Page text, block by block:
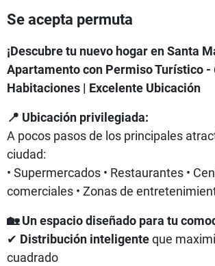
Se acepta permuta
¡Descubre tu nuevo hogar en Santa
Apartamento con Permiso Turístico -
Habitaciones | Excelente Ubicación
📍 Ubicación privilegiada:
A pocos pasos de los principales
ciudad:
• Supermercados • Restaurantes •
comerciales • Zonas de
🏡 Un espacio diseñado para tu
✔ Distribución inteligenteque
cuadrado